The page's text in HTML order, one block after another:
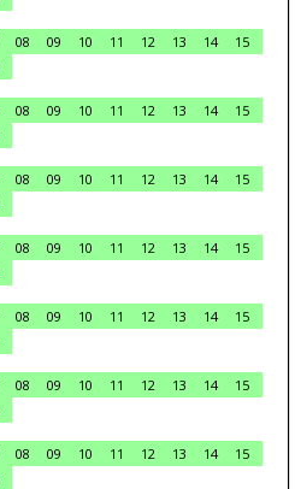
08 09 10 11 12 13 14
15
08 09 10 11 12 13 14
15
08 09 10 11 12 13 14
15
08 09 10 11 12 13 14
15
08 09 10 11 12 13 14
15
08 09 10 11 12 13 14
15
08 09 10 11 12 13 14
15